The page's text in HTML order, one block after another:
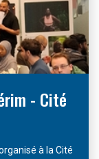
- Cité
à la Cité